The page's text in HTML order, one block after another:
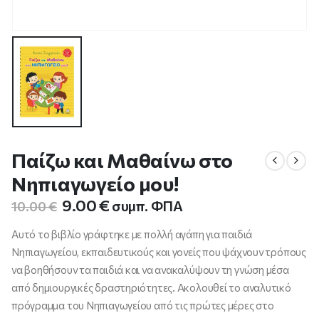
Παίζω και Μαθαίνω στο
Νηπιαγωγείο μου!
10.00€ Original
was:
10.00 €.
9.00€Η
τρέχουσα
τιμή
είναι:
9.00 €.
συμπ. ΦΠΑ
Αυτό το βιβλίο γράφτηκε με πολλή αγάπη για παιδιά
Νηπιαγωγείου, εκπαιδευτικούς και γονείς που ψάχνουν τρόπους
να βοηθήσουν τα παιδιά και να ανακαλύψουν τη γνώση μέσα
από δημιουργικές δραστηριότητες. Ακολουθεί το αναλυτικό
πρόγραμμα του Νηπιαγωγείου από τις πρώτες μέρες στο